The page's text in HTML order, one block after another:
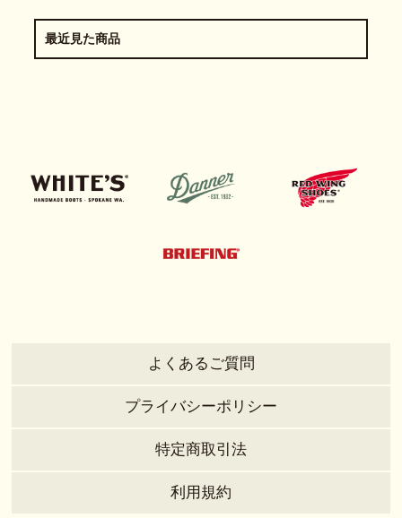
最近見た商品
よくあるご質問
プライバシーポリシー
特定商取引法
利用規約